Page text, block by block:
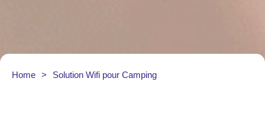
Home > Solution Wifi pour Camping